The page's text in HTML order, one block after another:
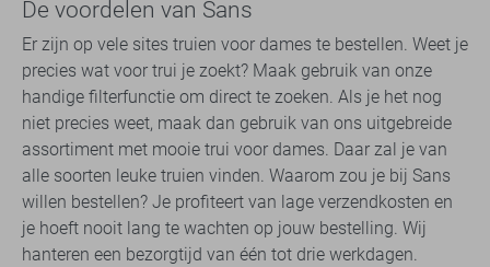
De voordelen van Sans
Er zijn op vele sites truien voor dames te bestellen. Weet je
precies wat voor trui je zoekt? Maak gebruik van onze
handige filterfunctie om direct te zoeken. Als je het nog
niet precies weet, maak dan gebruik van ons uitgebreide
assortiment met mooie trui voor dames. Daar zal je van
alle soorten leuke truien vinden. Waarom zou je bij Sans
willen bestellen? Je profiteert van lage verzendkosten en
je hoeft nooit lang te wachten op jouw bestelling. Wij
hanteren een bezorgtijd van één tot drie werkdagen.